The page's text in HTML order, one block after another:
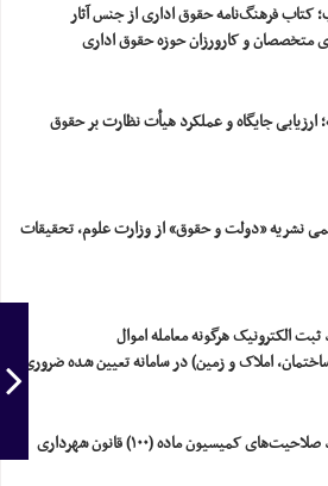
کتاب فرهنگ‌نامه حقوق اداری از جنس آثار
متخصصان و کارورزان حوزه حقوق اداری
معرفی مقاله؛ ارزیابی‎ ‎جایگاه و عملکرد هیأت نظارت بر حقوق
نشریه «دولت و حقوق» از وزارت علوم، تحقیقات
ثبت الکترونیک هرگونه معامله اموال
املاک و زمین) در سامانه تعیین شده ضروری
آیا می دانید صلاحیت‌های کمیسیون ماده (۱۰۰) قانون شهرداری